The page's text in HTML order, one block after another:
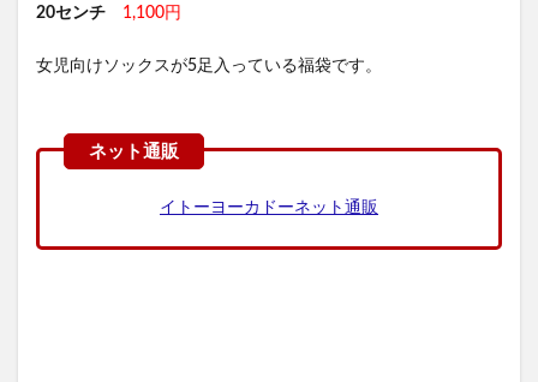
20センチ 1,100円
女児向けソックスが5足入っている福袋です。
イトーヨーカドーネット通販